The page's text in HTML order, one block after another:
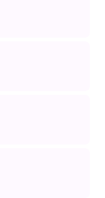
恩,小迈克尔·安德森
,斯科特·汤普森,Christina